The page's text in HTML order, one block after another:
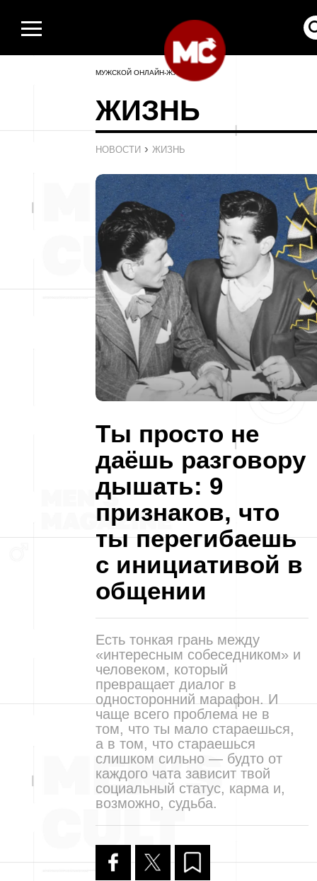
МУЖСКОЙ ОНЛАЙН-ЖУРНАЛ
ЖИЗНЬ
НОВОСТИ › ЖИЗНЬ
Ты просто не
даёшь разговору
дышать: 9
признаков, что
ты перегибаешь
с инициативой в
общении
Есть тонкая грань между
«интересным собеседником» и
человеком, который
превращает диалог в
односторонний марафон. И
чаще всего проблема не в
том, что ты мало стараешься,
а в том, что стараешься
слишком сильно — будто от
каждого чата зависит твой
социальный статус, карма и,
возможно, судьба.